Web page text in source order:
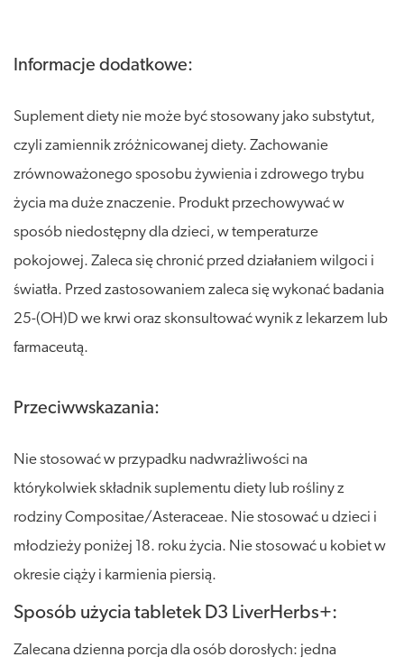
Informacje dodatkowe:
Suplement diety nie może być stosowany jako substytut,
czyli zamiennik zróżnicowanej diety. Zachowanie
zrównoważonego sposobu żywienia i zdrowego trybu
życia ma duże znaczenie. Produkt przechowywać w
sposób niedostępny dla dzieci, w temperaturze
pokojowej. Zaleca się chronić przed działaniem wilgoci i
światła. Przed zastosowaniem zaleca się wykonać badania
25-(OH)D we krwi oraz skonsultować wynik z lekarzem lub
farmaceutą.
Przeciwwskazania:
Nie stosować w przypadku nadwrażliwości na
którykolwiek składnik suplementu diety lub rośliny z
rodziny Compositae/Asteraceae. Nie stosować u dzieci i
młodzieży poniżej 18. roku życia. Nie stosować u kobiet w
okresie ciąży i karmienia piersią.
Sposób użycia tabletek D3 LiverHerbs+:
Zalecana dzienna porcja dla osób dorosłych: jedna